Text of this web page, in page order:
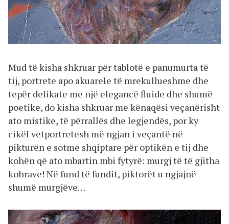
Mud të kisha shkruar për tablotë e panumurta të
tij, portrete apo akuarele të mrekullueshme dhe
tepër delikate me një elegancë fluide dhe shumë
poetike, do kisha shkruar me kënaqësi veçanërisht
ato mistike, të përrallës dhe legjendës, por ky
cikël vetportretesh më ngjan i veçantë në
pikturën e sotme shqiptare për optikën e tij dhe
kohën që ato mbartin mbi fytyrë: murgj të të gjitha
kohrave! Në fund të fundit, piktorët u ngjajnë
shumë murgjëve…